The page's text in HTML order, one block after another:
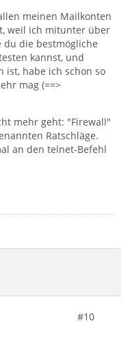
meinen Mailkonten
weil ich mitunter über
du die bestmögliche
kannst, und
ist, habe ich schon so
mag (==>
mehr geht: "Firewall"
Ratschläge.
an den telnet-Befehl
#10